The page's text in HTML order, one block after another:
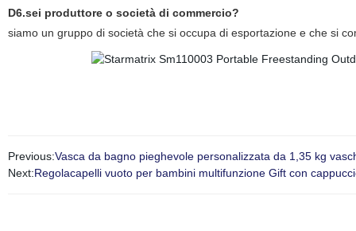
D6.sei produttore o società di commercio?
siamo un gruppo di società che si occupa di esportazione e che si
Previous:Vasca da bagno pieghevole personalizzata da 1,35 kg
Next:Regolacapelli vuoto per bambini multifunzione Gift con